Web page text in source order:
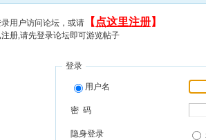
用户访问论坛，或请 【 点这里注册】
册,请先登录论坛即可游览帖子
登录
用户名
密 码
隐身登录